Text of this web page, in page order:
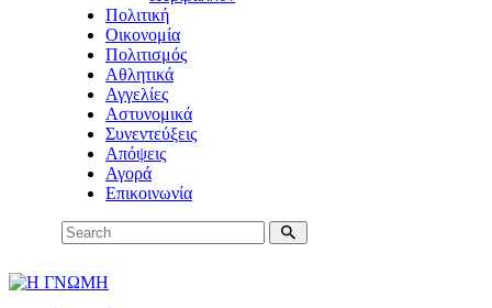
Πολιτική
Οικονομία
Πολιτισμός
Αθλητικά
Αγγελίες
Αστυνομικά
Συνεντεύξεις
Απόψεις
Αγορά
Επικοινωνία